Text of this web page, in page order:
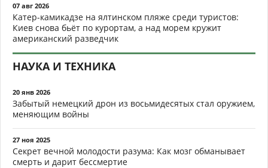
07 авг 2026
Катер-камикадзе на ялтинском пляже среди туристов:
Киев снова бьёт по курортам, а над морем кружит
американский разведчик
НАУКА И ТЕХНИКА
20 янв 2026
Забытый немецкий дрон из восьмидесятых стал оружием,
меняющим войны
27 ноя 2025
Секрет вечной молодости разума: Как мозг обманывает
смерть и дарит бессмертие